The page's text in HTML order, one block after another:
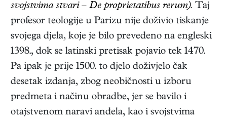
svojstvima stvari – De proprietatibus rerum). Taj
profesor teologije u Parizu nije doživio tiskanje
svojega djela, koje je bilo prevedeno na engleski
1398., dok se latinski pretisak pojavio tek 1470.
Pa ipak je prije 1500. to djelo doživjelo čak
desetak izdanja, zbog neobičnosti u izboru
predmeta i načinu obradbe, jer se bavilo i
otajstvenom naravi anđela, kao i svojstvima